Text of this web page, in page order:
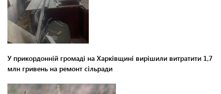
У прикордонній громаді на Харківщині вирішили витратити 1,7
млн гривень на ремонт сільради